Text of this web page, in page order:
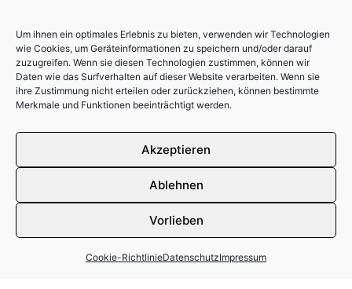
Um ihnen ein optimales Erlebnis zu bieten, verwenden wir Technologien
wie Cookies, um Geräteinformationen zu speichern und/oder darauf
zuzugreifen. Wenn sie diesen Technologien zustimmen, können wir
Daten wie das Surfverhalten auf dieser Website verarbeiten. Wenn sie
ihre Zustimmung nicht erteilen oder zurückziehen, können bestimmte
Merkmale und Funktionen beeinträchtigt werden.
Akzeptieren
Ablehnen
Vorlieben
Cookie-RichtlinieDatenschutzImpressum